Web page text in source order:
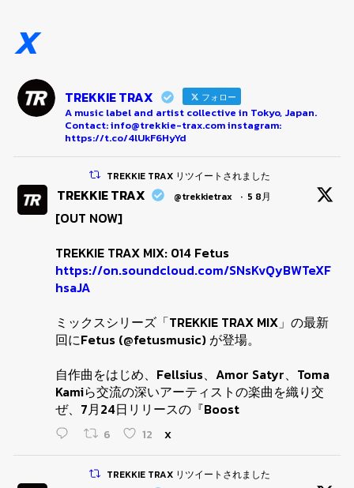
X
TREKKIE TRAX フォロー
A music label and artist collective in Tokyo, Japan.
Contact: info@trekkie-trax.com instagram:
https://t.co/4lUkF6HyYd
TREKKIE TRAX リツイートされました
TREKKIE TRAX @trekkietrax · 5 8月
[OUT NOW]
TREKKIE TRAX MIX: 014 Fetus
https://on.soundcloud.com/SNsKvQyBWTeXF
hsaJA
ミックスシリーズ「TREKKIE TRAX MIX」の最新
回にFetus (@fetusmusic) が登場。
自作曲をはじめ、Fellsius、Amor Satyr、Toma
Kamiら交流の深いアーティストの楽曲を織り交
ぜ、7月24日リリースの『Boost
6 12 X
TREKKIE TRAX リツイートされました